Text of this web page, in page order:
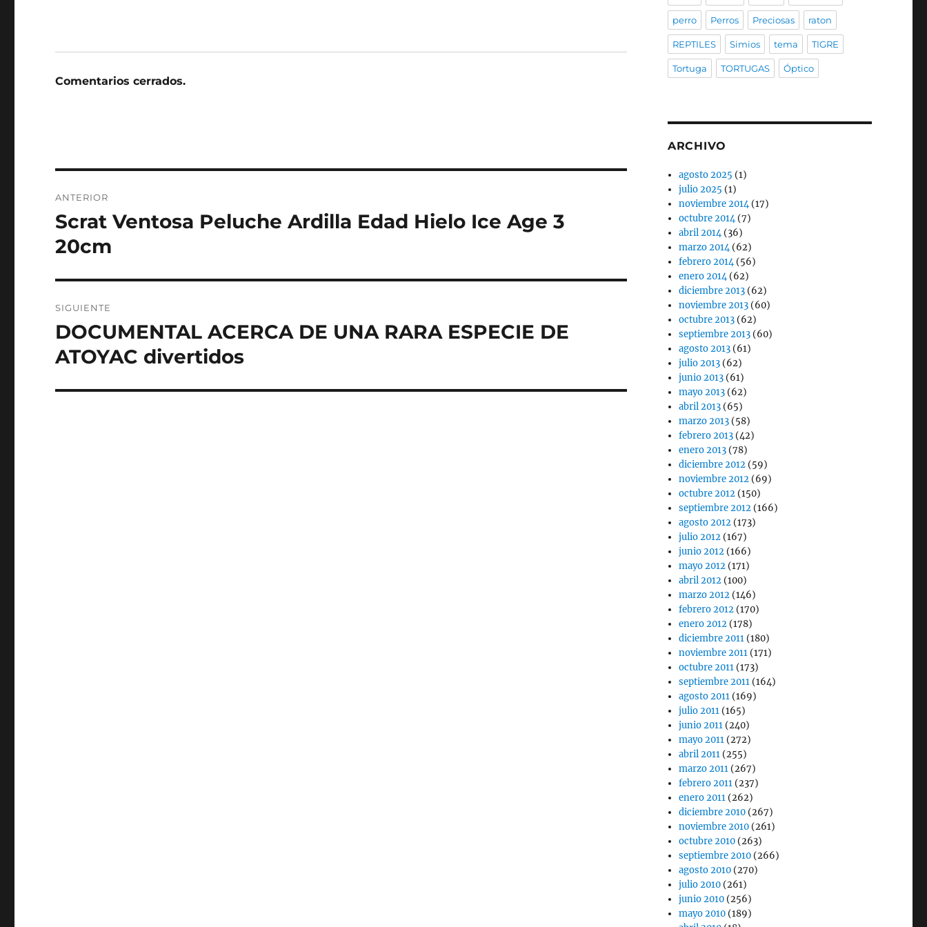
Comentarios cerrados.
de
entradas
ANTERIOR
Entrada
anterior:
Scrat Ventosa Peluche Ardilla Edad Hielo Ice Age 3
20cm
SIGUIENTE
Entrada
siguiente:
DOCUMENTAL ACERCA DE UNA RARA ESPECIE DE
ATOYAC divertidos
perro Perros Preciosas raton
REPTILES Simios tema TIGRE
Tortuga TORTUGAS Óptico
ARCHIVO
agosto 2025 (1)
julio 2025 (1)
noviembre 2014(17)
octubre 2014(7)
abril 2014(36)
marzo 2014(62)
febrero 2014(56)
enero 2014(62)
diciembre 2013 (62)
noviembre 2013 (60)
octubre 2013 (62)
septiembre 2013 (60)
agosto 2013 (61)
julio 2013 (62)
junio 2013 (61)
mayo 2013 (62)
abril 2013 (65)
marzo 2013 (58)
febrero 2013 (42)
enero 2013 (78)
diciembre 2012 (59)
noviembre 2012 (69)
octubre 2012 (150)
septiembre 2012 (166)
agosto 2012 (173)
julio 2012 (167)
junio 2012 (166)
mayo 2012 (171)
abril 2012 (100)
marzo 2012 (146)
febrero 2012 (170)
enero 2012 (178)
diciembre 2011 (180)
noviembre 2011 (171)
octubre 2011 (173)
septiembre 2011 (164)
agosto 2011 (169)
julio 2011 (165)
junio 2011 (240)
mayo 2011 (272)
abril 2011 (255)
marzo 2011 (267)
febrero 2011 (237)
enero 2011 (262)
diciembre 2010 (267)
noviembre 2010 (261)
octubre 2010 (263)
septiembre 2010 (266)
agosto 2010 (270)
julio 2010 (261)
junio 2010 (256)
mayo 2010 (189)